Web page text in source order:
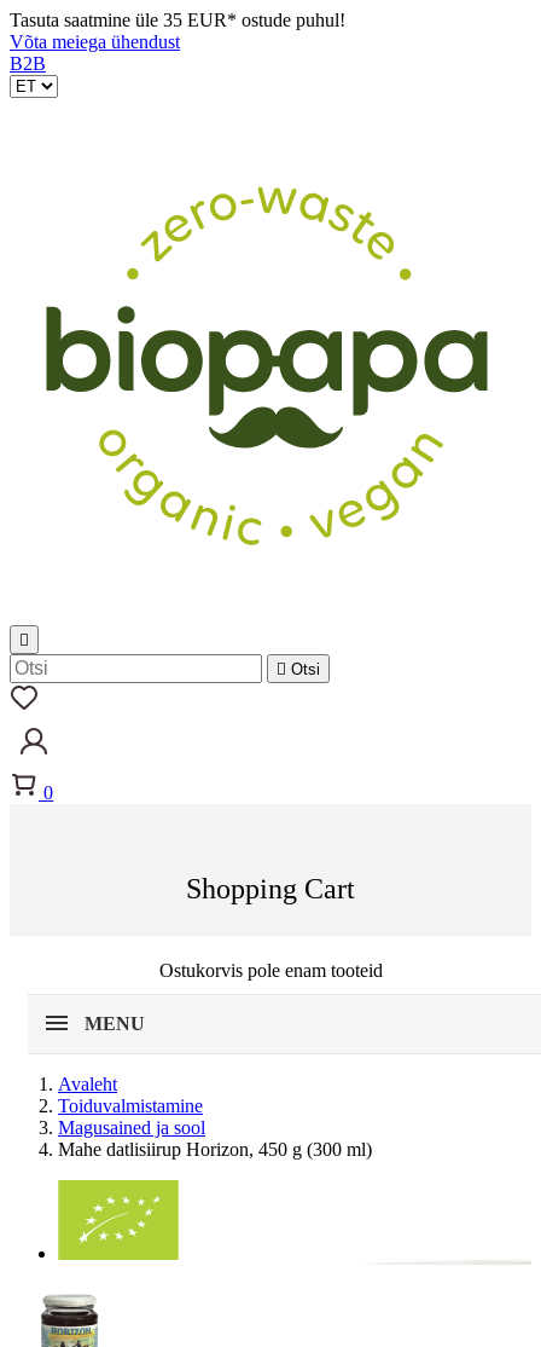
Tasuta saatmine üle 35 EUR* ostude puhul!
Võta meiega ühendust
B2B

 Otsi
0
Shopping Cart
Ostukorvis pole enam tooteid
MENU
Avaleht
Toiduvalmistamine
Magusained ja sool
Mahe datlisiirup Horizon, 450 g (300 ml)